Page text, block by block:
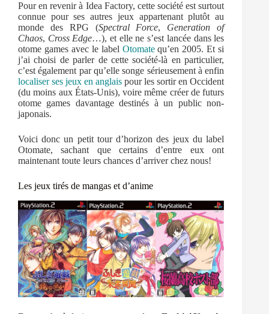
Pour en revenir à Idea Factory, cette société est surtout
connue pour ses autres jeux appartenant plutôt au
monde des RPG (Spectral Force, Generation of
Chaos, Cross Edge…), et elle ne s’est lancée dans les
otome games avec le label Otomatequ’en 2005. Et si
j’ai choisi de parler de cette société-là en particulier,
c’est également par qu’elle songe sérieusement à enfin
localiser ses jeux en anglais pour les sortir en Occident
(du moins aux États-Unis), voire même créer de futurs
otome games davantage destinés à un public non-
japonais.
Voici donc un petit tour d’horizon des jeux du label
Otomate, sachant que certains d’entre eux ont
maintenant toute leurs chances d’arriver chez nous!
Les jeux tirés de mangas et d’anime